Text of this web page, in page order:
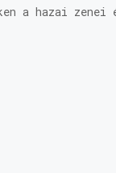
a hazai